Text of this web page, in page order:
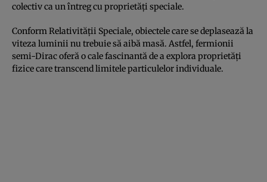
colectiv ca un întreg cu proprietăți speciale.
Conform Relativității Speciale, obiectele care se deplasează la
viteza luminii nu trebuie să aibă masă. Astfel, fermionii
semi-Dirac oferă o cale fascinantă de a explora proprietăți
fizice care transcend limitele particulelor individuale.